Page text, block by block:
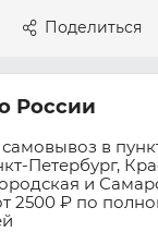
Поделиться
России
в
Петербург,
и
2500 ₽ по